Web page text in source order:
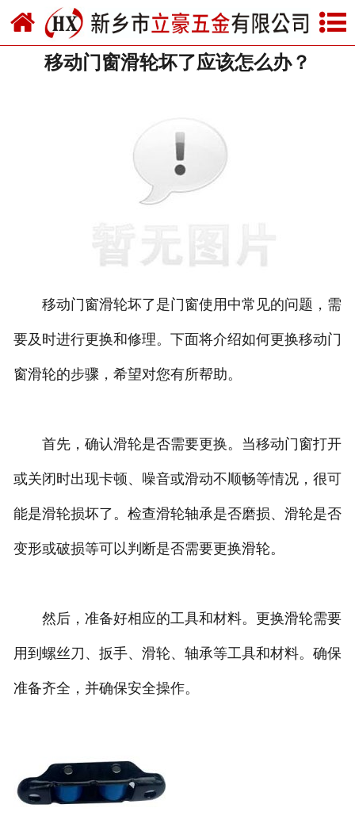
网站首页
关于我们
联系我们
移动门窗滑轮坏了应该怎么办？
移动门窗滑轮坏了是门窗使用中常见的问题，需
要及时进行更换和修理。下面将介绍如何更换移动门
窗滑轮的步骤，希望对您有所帮助。
首先，确认滑轮是否需要更换。当移动门窗打开
或关闭时出现卡顿、噪音或滑动不顺畅等情况，很可
能是滑轮损坏了。检查滑轮轴承是否磨损、滑轮是否
变形或破损等可以判断是否需要更换滑轮。
然后，准备好相应的工具和材料。更换滑轮需要
用到螺丝刀、扳手、滑轮、轴承等工具和材料。确保
准备齐全，并确保安全操作。